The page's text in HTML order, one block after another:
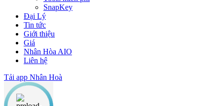
SnapKey
Đại Lý
Tin tức
Giới thiệu
Giá
Nhân Hòa AIO
Liên hệ
Tải app Nhân Hoà
Nội dung chính